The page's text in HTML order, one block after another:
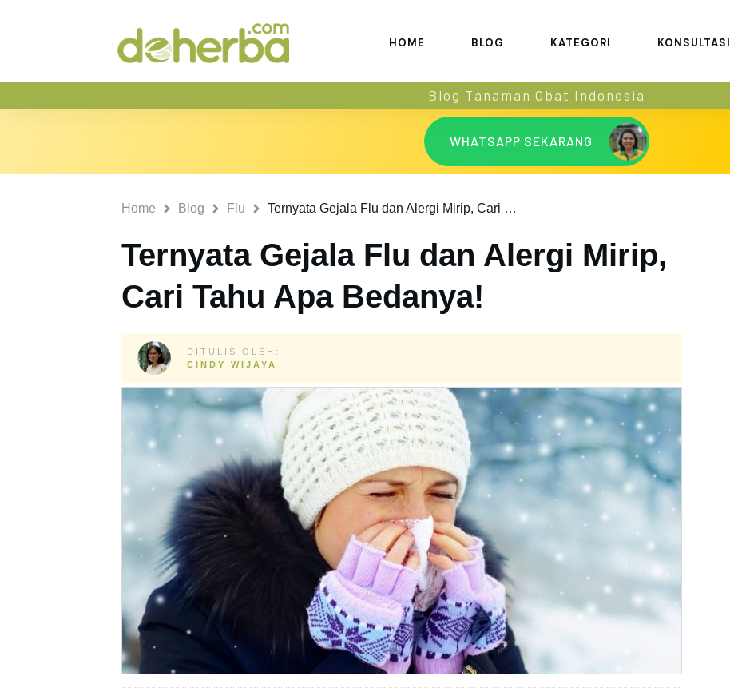
HOME BLOG KATEGORI KONSULTASI
Blog Tanaman Obat Indonesia
WHATSAPP SEKARANG
Home Blog Flu Ternyata Gejala Flu dan Alergi Mirip, Cari Tahu Apa Bedanya!
Ternyata Gejala Flu dan Alergi Mirip,
Cari Tahu Apa Bedanya!
DITULIS OLEH:
CINDY WIJAYA